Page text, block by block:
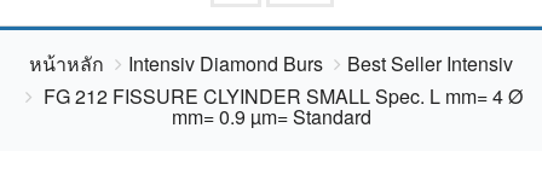
หน้าหลัก Intensiv Diamond Burs
Best Seller Intensiv
FG 212 FISSURE CLYINDER SMALL Spec. L mm= 4 Ø
mm= 0.9 µm= Standard